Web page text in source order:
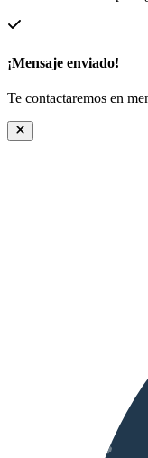
¡Mensaje enviado!
Te contactaremos en